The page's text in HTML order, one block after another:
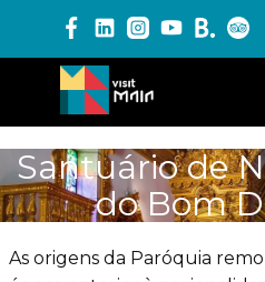
PRODUTOS E SERVIÇOS
EXPERIÊNCIAS
Santuário de
do Bom
As origens da Paróquia